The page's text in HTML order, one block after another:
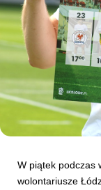
Dla mediów
Kibice
W piątek podczas
wolontariusze